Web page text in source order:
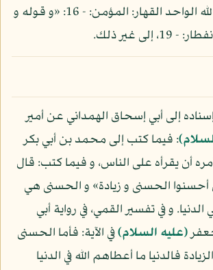
لمن الملك اليوم لله الواحد القهار: المؤمن: - 16: «و قوله و
إلى غير ذلك.
إلى أبي إسحاق الهمداني عن أمير
: فيما كتب إلى محمد بن أبي بكر
أن يقرأه على الناس، و فيما كتب: قال
أحسنوا الحسنى و زيادة» و الحسنى هي
و في تفسير القمي، في رواية أبي
(عليه السلام)في الآية: فأما الحسنى
فالدنيا ما أعطاهم الله في الدنيا